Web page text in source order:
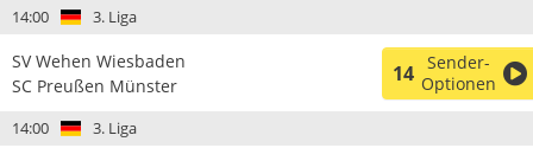
14:00 3. Liga
SV Wehen Wiesbaden
SC Preußen Münster
14 Sender-
Optionen
14:00 3. Liga